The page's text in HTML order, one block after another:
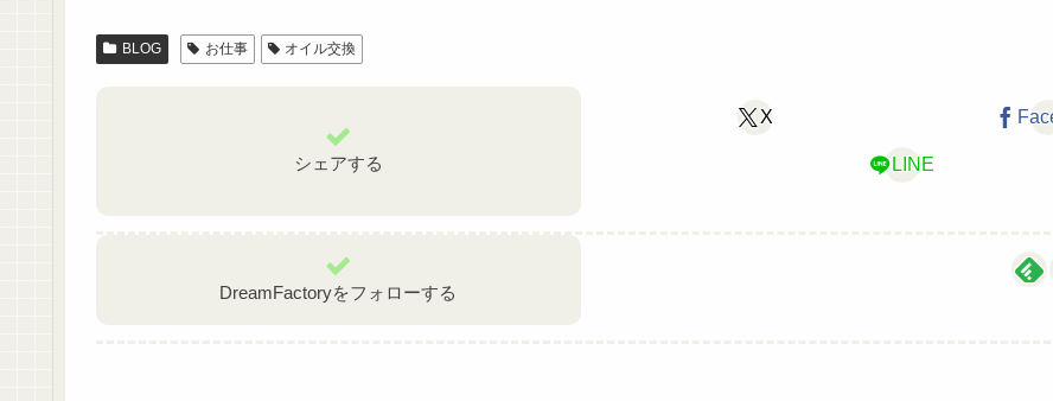
e
er
BLOG お仕事 オイル交換
シェアする
X
LINE
DreamFactoryをフォローする